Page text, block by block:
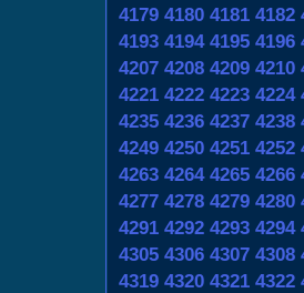
4179 4180 4181 4182
4193 4194 4195 4196
4207 4208 4209 4210
4221 4222 4223 4224
4235 4236 4237 4238
4249 4250 4251 4252
4263 4264 4265 4266
4277 4278 4279 4280
4291 4292 4293 4294
4305 4306 4307 4308
4319 4320 4321 4322